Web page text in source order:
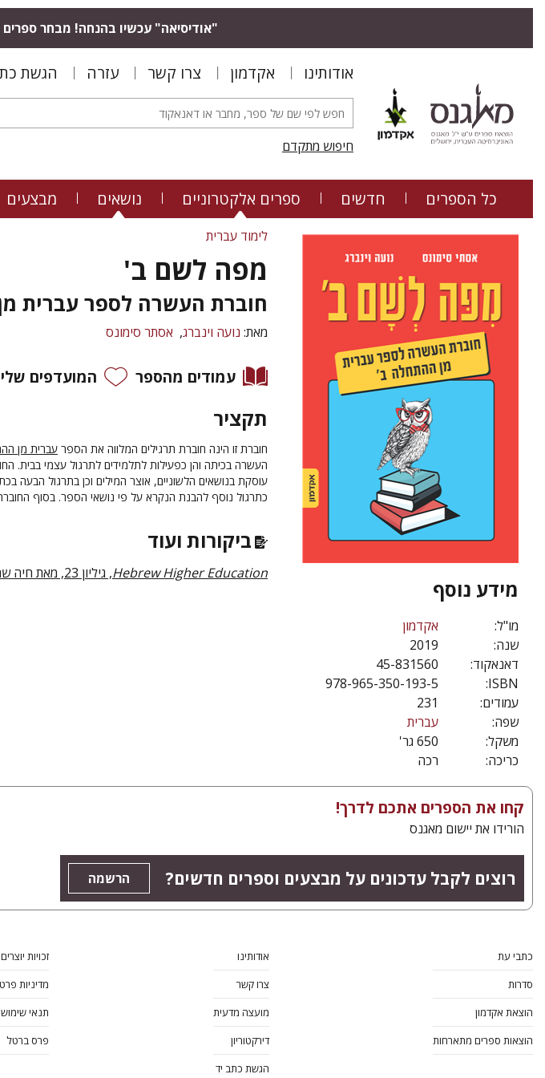
"אודיסיאה" עכשיו בהנחה! מבחר
אודותינו אקדמון צרו קשר עזרה הגשת
חיפוש מתקדם
כל הספרים חדשים ספרים אלקטרוניים נושאים מבצעים
מידע נוסף
מו"ל:
אקדמון
שנה:
2019
דאנאקוד:
45-831560
ISBN:
978-965-350-193-5
עמודים:
231
שפה:
עברית
משקל:
650 גר'
כריכה:
רכה
לימוד עברית
מפה לשם ב'
חוברת העשרה לספר עברית
מאת: נועה וינברג אסתר סימונס
עמודים מהספר המועדפים שלי
תקציר
חוברת זו הינה חוברת תרגילים המלווה את הספר עברית מן
העשרה בכיתה והן כפעילות לתלמידים לתרגול עצמי בבית.
עוסקת בנושאים הלשוניים, אוצר המילים וכן בתרגול הבעה
כתרגול נוסף להבנת הנקרא על פי נושאי הספר. בסוף
ביקורות ועוד
Hebrew Higher Education, גיליון 23, מאת חיה שרה פייג, 2023
קחו את הספרים אתכם לדרך!
הורידו את יישום מאגנס
רוצים לקבל עדכונים על מבצעים וספרים חדשים? הרשמה
כתבי עת
סדרות
הוצאת אקדמון
הוצאות ספרים מתארחות
אודותינו
צרו קשר
מועצה מדעית
דירקטוריון
הגשת כתב יד
זכויות יוצרים
מדיניות
תנאי שימוש
פרס ברטל